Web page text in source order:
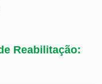
acolhimento masculino
Reabilitação: